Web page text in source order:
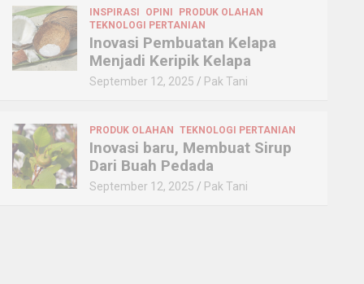
INSPIRASI OPINI
PRODUK OLAHAN
TEKNOLOGI PERTANIAN
Inovasi Pembuatan Kelapa
Menjadi Keripik Kelapa
September 12, 2025 Pak Tani
PRODUK OLAHAN TEKNOLOGI PERTANIAN
Inovasi baru, Membuat Sirup
Dari Buah Pedada
September 12, 2025 Pak Tani